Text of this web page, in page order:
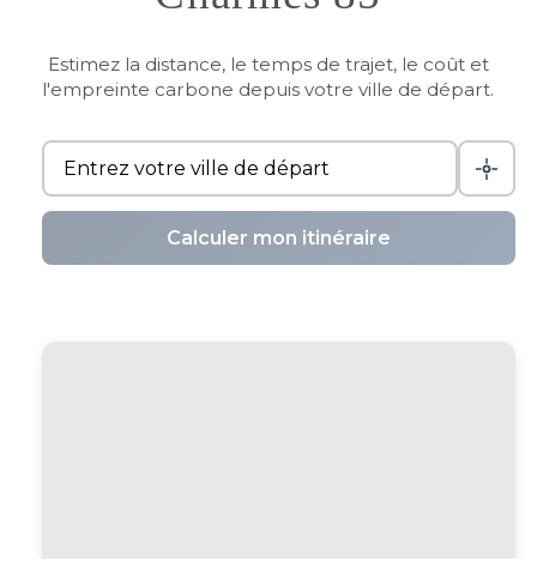
Estimez la distance, le temps de trajet, le coût et
l'empreinte carbone depuis votre ville de départ.
Calculer mon itinéraire